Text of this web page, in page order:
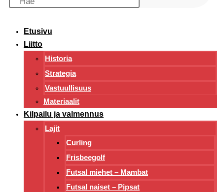
Etusivu
Liitto
Historia
Strategia
Vastuullisuus
Materiaalit
Kilpailu ja valmennus
Lajit
Curling
Frisbeegolf
Futsal miehet – Mambat
Futsal naiset – Pipsat